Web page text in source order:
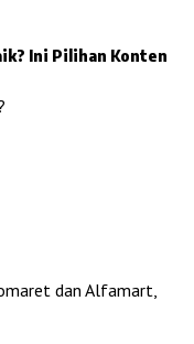
Ini Pilihan Konten